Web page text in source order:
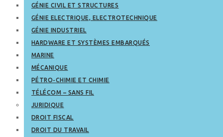
GÉNIE CIVIL ET STRUCTURES
GÉNIE ELECTRIQUE, ELECTROTECHNIQUE
GÉNIE INDUSTRIEL
HARDWARE ET SYSTÈMES EMBARQUÉS
MARINE
MÉCANIQUE
PÉTRO-CHIMIE ET CHIMIE
TÉLÉCOM – SANS FIL
JURIDIQUE
DROIT FISCAL
DROIT DU TRAVAIL